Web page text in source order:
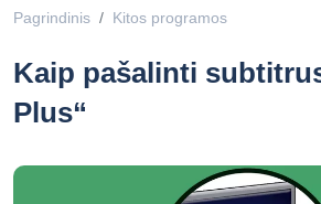
Pagrindinis Kitos programos
Kaip pašalinti
Plus“